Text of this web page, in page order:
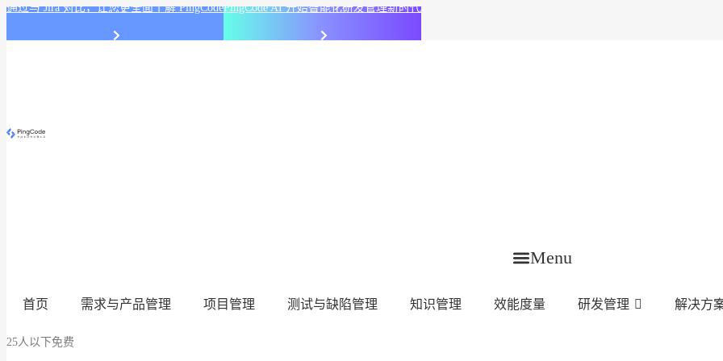
通过与 Jira 对比，让您更全面了解 PingCodePingCode AI 开始智能化研发管理新时代
Menu
首页 需求与产品管理 项目管理 测试与缺陷管理 知识管理 效能度量 研发管理 解决方
25人以下免费